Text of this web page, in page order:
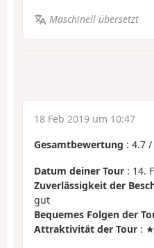
Maschinell übersetzt
18 Feb 2019 um 10:47
Gesamtbewertung : 4.7 /
Datum deiner Tour : 14.
Zuverlässigkeit der
gut
Bequemes Folgen der
Attraktivität der Tour :